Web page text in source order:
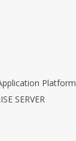
Platform
SERVER